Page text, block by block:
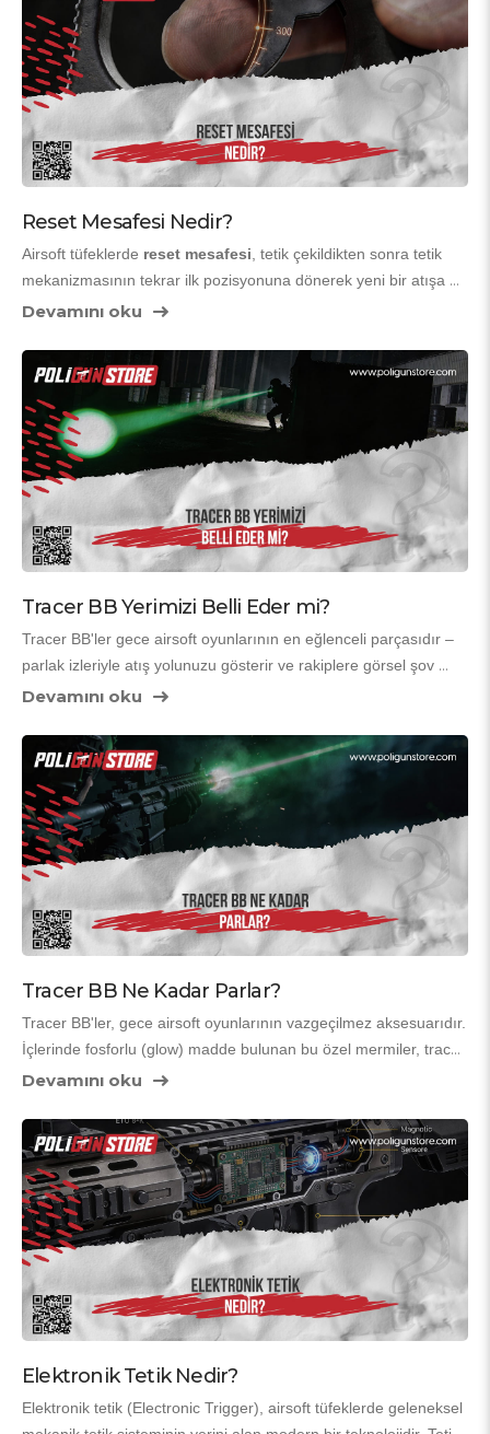
Reset Mesafesi Nedir?
Airsoft tüfeklerde reset mesafesi, tetik çekildikten sonra tetik
mekanizmasının tekrar ilk pozisyonuna dönerek yeni bir atışa
hazır hale gelmesi için gereken hareket mesafesidir. Basitçe
ne kadar gevşetmeniz gerekir ki tüfek tekrar ateş edebilsin? İşte
bu mesafe "reset mesafesi"dir.
Devamını oku
Tracer BB Yerimizi Belli Eder mi?
Tracer BB'ler gece airsoft oyunlarının en eğlenceli parçasıdır –
parlak izleriyle atış yolunuzu gösterir ve rakiplere görsel şov
yapar. Ama en çok sorulan soru: "Tracer BB kullanınca yerim
avantaj sağlar, yanlış kullanıldığında ise dezavantaj olabilir. İşte
detaylı açıklama!
Devamını oku
Tracer BB Ne Kadar Parlar?
Tracer BB'ler, gece airsoft oyunlarının vazgeçilmez aksesuarıdır.
İçlerinde fosforlu (glow) madde bulunan bu özel mermiler, tracer
ünitesi (tracer susturucu) tarafından UV ışığıyla şarj edildiğinde
kadar parlar, ne kadar süre görünür kalır ve parlaklık seviyesi
neye göre değişir? İşte detaylar!
Devamını oku
Elektronik Tetik Nedir?
Elektronik tetik (Electronic Trigger), airsoft tüfeklerde geleneksel